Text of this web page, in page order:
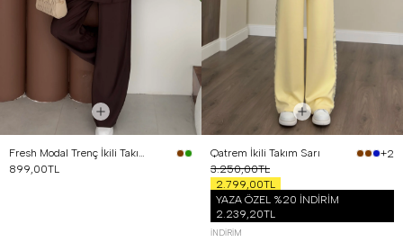
Fresh Modal Trenç İkili Takım Kahverengi
899,00TL
Qatrem İkili Takım Sarı
+2
3.250,00TL
2.799,00TL
YAZA ÖZEL %20 İNDİRİM
2.239,20TL
İNDIRIM